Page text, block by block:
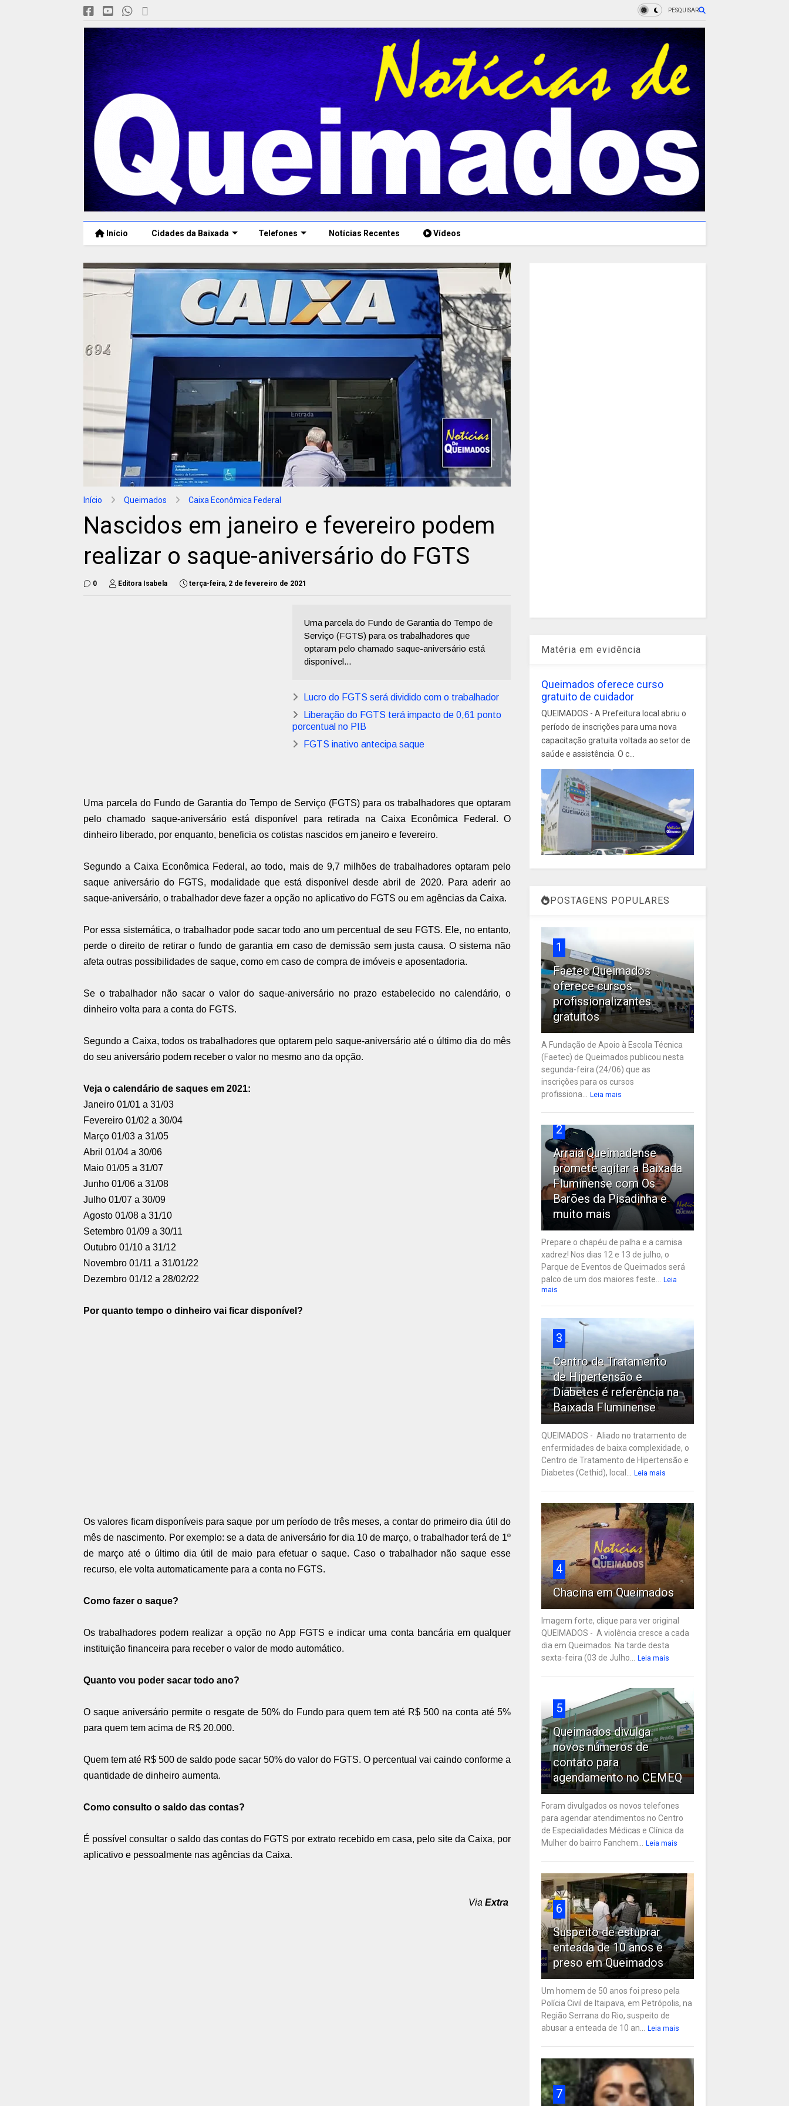
PESQUISAR
Início Cidades da Baixada Telefones Notícias Recentes Vídeos
Início Queimados Caixa Econômica Federal
Nascidos em janeiro e fevereiro podem
realizar o saque-aniversário do FGTS
0 Editora Isabela terça-feira, 2 de fevereiro de 2021
Uma parcela do Fundo de Garantia do Tempo de
Serviço (FGTS) para os trabalhadores que
optaram pelo chamado saque-aniversário está
disponível...
Lucro do FGTS será dividido com o trabalhador
Liberação do FGTS terá impacto de 0,61 ponto
porcentual no PIB
FGTS inativo antecipa saque
Uma parcela do Fundo de Garantia do Tempo de Serviço (FGTS) para os trabalhadores que optaram
pelo chamado saque-aniversário está disponível para retirada na Caixa Econômica Federal. O
dinheiro liberado, por enquanto, beneficia os cotistas nascidos em janeiro e fevereiro.
Segundo a Caixa Econômica Federal, ao todo, mais de 9,7 milhões de trabalhadores optaram pelo
saque aniversário do FGTS, modalidade que está disponível desde abril de 2020. Para aderir ao
saque-aniversário, o trabalhador deve fazer a opção no aplicativo do FGTS ou em agências da Caixa.
Por essa sistemática, o trabalhador pode sacar todo ano um percentual de seu FGTS. Ele, no entanto,
perde o direito de retirar o fundo de garantia em caso de demissão sem justa causa. O sistema não
afeta outras possibilidades de saque, como em caso de compra de imóveis e aposentadoria.
Se o trabalhador não sacar o valor do saque-aniversário no prazo estabelecido no calendário, o
dinheiro volta para a conta do FGTS.
Segundo a Caixa, todos os trabalhadores que optarem pelo saque-aniversário até o último dia do mês
do seu aniversário podem receber o valor no mesmo ano da opção.
Veja o calendário de saques em 2021:
Janeiro 01/01 a 31/03
Fevereiro 01/02 a 30/04
Março 01/03 a 31/05
Abril 01/04 a 30/06
Maio 01/05 a 31/07
Junho 01/06 a 31/08
Julho 01/07 a 30/09
Agosto 01/08 a 31/10
Setembro 01/09 a 30/11
Outubro 01/10 a 31/12
Novembro 01/11 a 31/01/22
Dezembro 01/12 a 28/02/22
Por quanto tempo o dinheiro vai ficar disponível?
Os valores ficam disponíveis para saque por um período de três meses, a contar do primeiro dia útil do
mês de nascimento. Por exemplo: se a data de aniversário for dia 10 de março, o trabalhador terá de 1º
de março até o último dia útil de maio para efetuar o saque. Caso o trabalhador não saque esse
recurso, ele volta automaticamente para a conta no FGTS.
Como fazer o saque?
Os trabalhadores podem realizar a opção no App FGTS e indicar uma conta bancária em qualquer
instituição financeira para receber o valor de modo automático.
Quanto vou poder sacar todo ano?
O saque aniversário permite o resgate de 50% do Fundo para quem tem até R$ 500 na conta até 5%
para quem tem acima de R$ 20.000.
Quem tem até R$ 500 de saldo pode sacar 50% do valor do FGTS. O percentual vai caindo conforme a
quantidade de dinheiro aumenta.
Como consulto o saldo das contas?
É possível consultar o saldo das contas do FGTS por extrato recebido em casa, pelo site da Caixa, por
aplicativo e pessoalmente nas agências da Caixa.
Via Extra
Matéria em evidência
Queimados oferece curso
gratuito de cuidador
QUEIMADOS - A Prefeitura local abriu o
período de inscrições para uma nova
capacitação gratuita voltada ao setor de
saúde e assistência. O c...
POSTAGENS POPULARES
1
Faetec Queimados
oferece cursos
profissionalizantes
gratuitos
A Fundação de Apoio à Escola Técnica
(Faetec) de Queimados publicou nesta
segunda-feira (24/06) que as
inscrições para os cursos
profissiona...
Leia mais
2
Arraiá Queimadense
promete agitar a Baixada
Fluminense com Os
Barões da Pisadinha e
muito mais
Prepare o chapéu de palha e a camisa
xadrez! Nos dias 12 e 13 de julho, o
Parque de Eventos de Queimados será
palco de um dos maiores feste...
Leia
mais
3
Centro de Tratamento
de Hipertensão e
Diabetes é referência na
Baixada Fluminense
QUEIMADOS - Aliado no tratamento de
enfermidades de baixa complexidade, o
Centro de Tratamento de Hipertensão e
Diabetes (Cethid), local...
Leia mais
4
Chacina em Queimados
Imagem forte, clique para ver original
QUEIMADOS - A violência cresce a cada
dia em Queimados. Na tarde desta
sexta-feira (03 de Julho...
Leia mais
5
Queimados divulga
novos números de
contato para
agendamento no CEMEQ
Foram divulgados os novos telefones
para agendar atendimentos no Centro
de Especialidades Médicas e Clínica da
Mulher do bairro Fanchem...
Leia mais
6
Suspeito de estuprar
enteada de 10 anos é
preso em Queimados
Um homem de 50 anos foi preso pela
Polícia Civil de Itaipava, em Petrópolis, na
Região Serrana do Rio, suspeito de
abusar a enteada de 10 an...
Leia mais
7